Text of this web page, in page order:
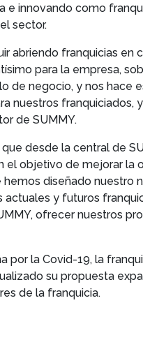
e innovando como
sector.
abriendo franquicias
para la empresa,
de negocio, y nos hace
nuestros franquiciados,
de SUMMY.
desde la central de
objetivo de mejorar la
diseñado
y futuros
ofrecer nuestros
por la Covid-19, la
su propuesta
de la franquicia.